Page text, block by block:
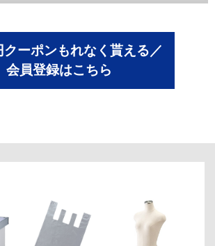
クーポンもれなく貰える／
会員登録はこちら